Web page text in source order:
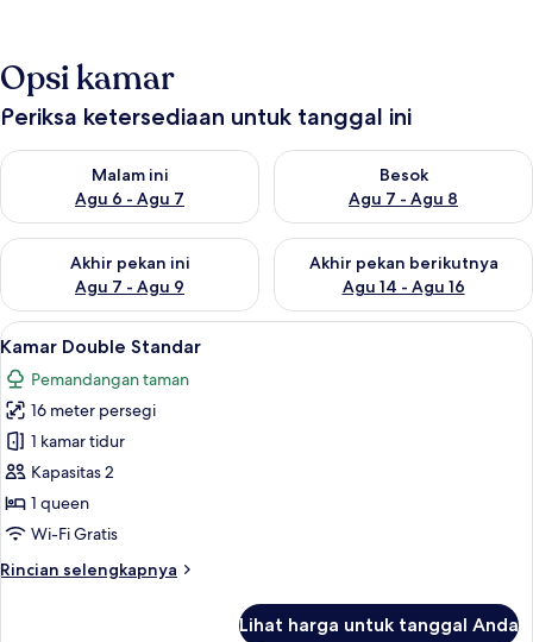
Opsi kamar
Periksa ketersediaan untuk tanggal ini
Malam ini
Agu 6 - Agu 7
Periksa ketersediaan untuk malam ini Agu 6 - Agu 7
Besok
Agu 7 - Agu 8
Periksa ketersediaan untuk
Akhir pekan ini
Agu 7 - Agu 9
Periksa ketersediaan untuk akhir pekan ini Agu 7 - Agu 9
Akhir pekan berikutnya
Agu 14 - Agu 16
Periksa ketersediaan untuk
Lihat
semua
foto
untuk
Kamar
Double
Standar
Kamar Double Standar | Meja kerja,
15
Kamar Double Standar
Pemandangan taman
16 meter persegi
1 kamar tidur
Kapasitas 2
1 queen
Wi-Fi Gratis
Rincian selengkapnya
Rincian
Lihat harga untuk tanggal Anda